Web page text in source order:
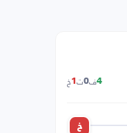
4ف0ت 1خ
خ